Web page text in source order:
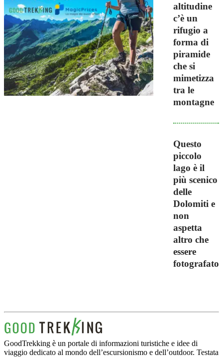
altitudine
c’è un
rifugio a
forma di
piramide
che si
mimetizza
tra le
montagne
Questo
piccolo
lago è il
più scenico
delle
Dolomiti e
non
aspetta
altro che
essere
fotografato
GoodTrekking è un portale di informazioni turistiche e idee di
viaggio dedicato al mondo dell’escursionismo e dell’outdoor. Testata